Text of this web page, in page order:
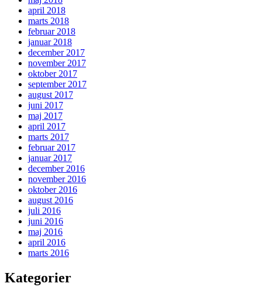
april 2018
marts 2018
februar 2018
januar 2018
december 2017
november 2017
oktober 2017
september 2017
august 2017
juni 2017
maj 2017
april 2017
marts 2017
februar 2017
januar 2017
december 2016
november 2016
oktober 2016
august 2016
juli 2016
juni 2016
maj 2016
april 2016
marts 2016
Kategorier